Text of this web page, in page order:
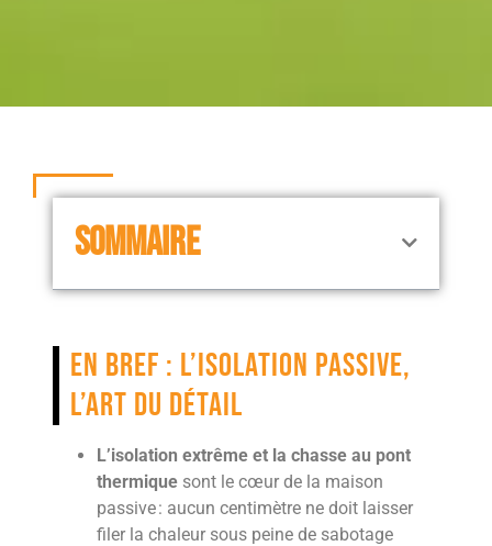
SOMMAIRE
En bref : l’isolation passive,
l’art du détail
L’isolation extrême et la chasse au pont
thermique sont le cœur de la maison
passive : aucun centimètre ne doit laisser
filer la chaleur sous peine de sabotage